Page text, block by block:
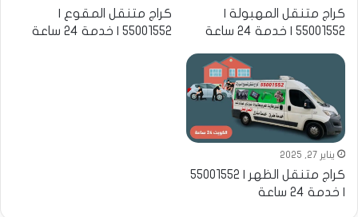
كراج متنقل المهبولة |
55001552 | خدمة 24 ساعة
كراج متنقل المقوع |
55001552 | خدمة 24 ساعة
يناير 27, 2025
كراج متنقل الظهر | 55001552
| خدمة 24 ساعة